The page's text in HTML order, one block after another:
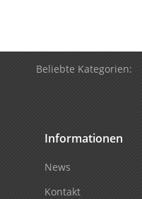
Beliebte Kategorien:
Informationen
News
Kontakt